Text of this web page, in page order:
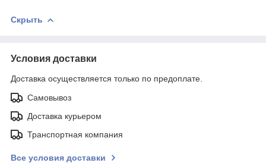
Скрыть
Условия доставки
Доставка осуществляется только по предоплате.
Самовывоз
Доставка курьером
Транспортная компания
Все условия доставки